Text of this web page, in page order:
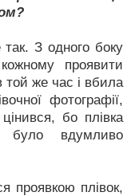
З одного боку
проявити
той же час і вбила
фотографії,
бо плівка
було вдумливо
проявкою плівок,